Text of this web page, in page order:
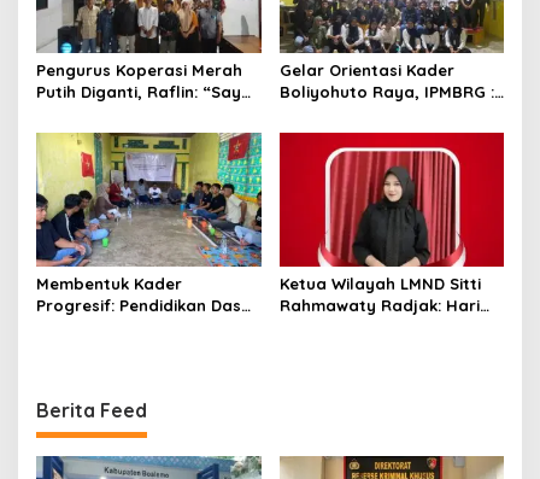
Pengurus Koperasi Merah
Putih Diganti, Raflin: “Saya
Gelar Orientasi Kader
Boliyohuto Raya, IPMBRG :
Cerdas
Membentuk Kader
Progresif: Pendidikan Dasar
Ketua Wilayah LMND Sitti
Rahmawaty Radjak: Hari
Berita Feed